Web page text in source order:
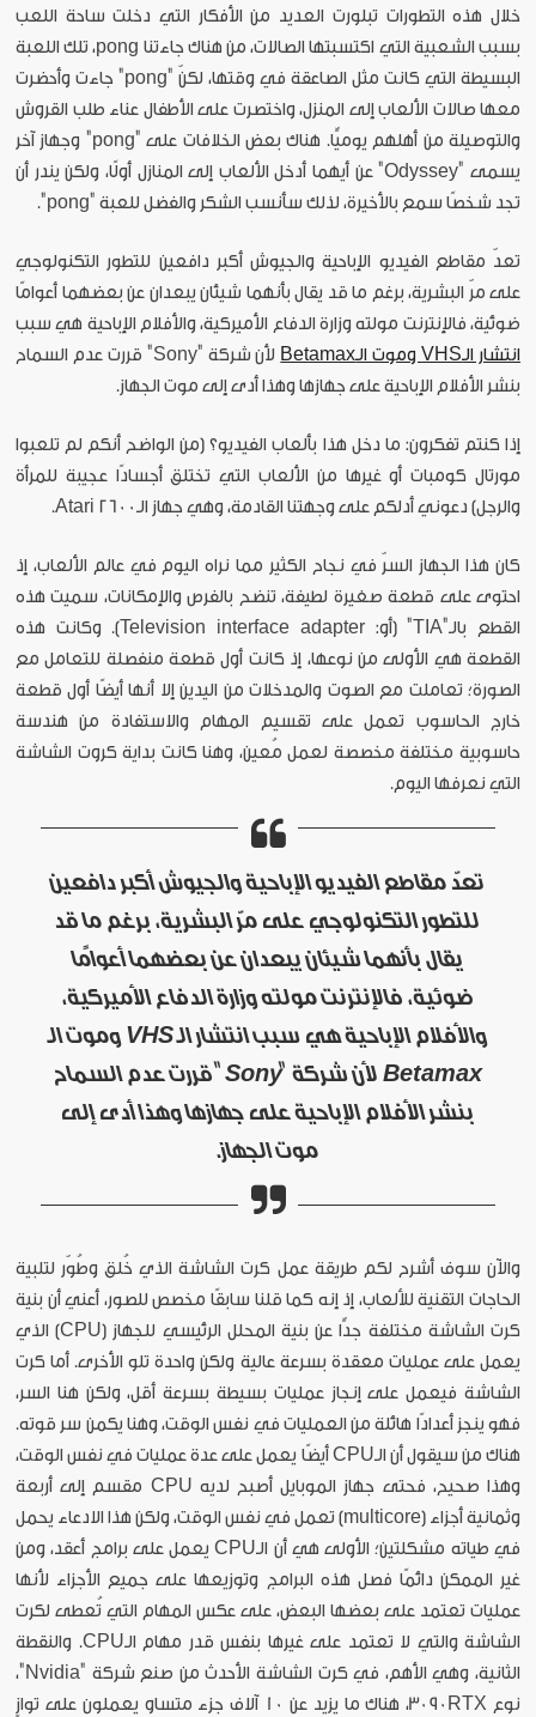
خلال هذه التطورات تبلورت العديد من الأفكار التي دخلت ساحة اللعب
بسبب الشعبية التي اكتسبتها الصالات، من هناك جاءتنا pong، تلك اللعبة
البسيطة التي كانت مثل الصاعقة في وقتها، لكنّ "pong" جاءت وأحضرت
معها صالات الألعاب إلى المنزل، واختصرت على الأطفال عناء طلب القروش
والتوصيلة من أهلهم يوميًّا. هناك بعض الخلافات على "pong" وجهاز آخر
يسمى "Odyssey" عن أيهما أدخل الألعاب إلى المنازل أولًا، ولكن يندر أن
تجد شخصًا سمع بالأخيرة، لذلك سأنسب الشكر والفضل للعبة "pong".
تعدّ مقاطع الفيديو الإباحية والجيوش أكبر دافعين للتطور التكنولوجي
على مرّ البشرية، برغم ما قد يقال بأنهما شيئان يبعدان عن بعضهما أعوامًا
ضوئية، فالإنترنت مولته وزارة الدفاع الأميركية، والأفلام الإباحية هي سبب
انتشار الـVHS وموت الـBetamax
لأن شركة "Sony" قررت عدم السماح
بنشر الأفلام الإباحية على جهازها وهذا أدى إلى موت الجهاز.
إذا كنتم تفكرون: ما دخل هذا بألعاب الفيديو؟ (من الواضح أنكم لم تلعبوا
مورتال كومبات أو غيرها من الألعاب التي تختلق أجسادًا عجيبة للمرأة
والرجل) دعوني أدلكم على وجهتنا القادمة، وهي جهاز الـAtari 2600.
كان هذا الجهاز السرّ في نجاح الكثير مما نراه اليوم في عالم الألعاب، إذ
احتوى على قطعة صغيرة لطيفة، تنضح بالفرص والإمكانات، سميت هذه
القطع بالـ"TIA" (أو: Television interface adapter). وكانت هذه
القطعة هي الأولى من نوعها، إذ كانت أول قطعة منفصلة للتعامل مع
الصورة؛ تعاملت مع الصوت والمدخلات من اليدين إلا أنها أيضًا أول قطعة
خارج الحاسوب تعمل على تقسيم المهام والاستفادة من هندسة
حاسوبية مختلفة مخصصة لعمل مُعين، وهنا كانت بداية كروت الشاشة
التي نعرفها اليوم.
تعدّ مقاطع الفيديو الإباحية والجيوش أكبر دافعين
للتطور التكنولوجي على مرّ البشرية، برغم ما قد
يقال بأنهما شيئان يبعدان عن بعضهما أعوامًا
ضوئية، فالإنترنت مولته وزارة الدفاع الأميركية،
والأفلام الإباحية هي سبب انتشار الـ VHS وموت الـ
Betamax لأن شركة "Sony" قررت عدم السماح
بنشر الأفلام الإباحية على جهازها وهذا أدى إلى
موت الجهاز.
والآن سوف أشرح لكم طريقة عمل كرت الشاشة الذي خُلق وطُوّر لتلبية
الحاجات التقنية للألعاب، إذ إنه كما قلنا سابقًا مخصص للصور، أعني أن بنية
كرت الشاشة مختلفة جدًّا عن بنية المحلل الرئيسي للجهاز (CPU) الذي
يعمل على عمليات معقدة بسرعة عالية ولكن واحدة تلو الأخرى. أما كرت
الشاشة فيعمل على إنجاز عمليات بسيطة بسرعة أقل، ولكن هنا السر،
فهو ينجز أعدادًا هائلة من العمليات في نفس الوقت، وهنا يكمن سر قوته.
هناك من سيقول أن الـCPU أيضًا يعمل على عدة عمليات في نفس الوقت،
وهذا صحيح، فحتى جهاز الموبايل أصبح لديه CPU مقسم إلى أربعة
وثمانية أجزاء (multicore) تعمل في نفس الوقت، ولكن هذا الادعاء يحمل
في طياته مشكلتين؛ الأولى هي أن الـCPU يعمل على برامج أعقد، ومن
غير الممكن دائمًا فصل هذه البرامج وتوزيعها على جميع الأجزاء لأنها
عمليات تعتمد على بعضها البعض، على عكس المهام التي تُعطى لكرت
الشاشة والتي لا تعتمد على غيرها بنفس قدر مهام الـCPU. والنقطة
الثانية، وهي الأهم، في كرت الشاشة الأحدث من صنع شركة "Nvidia"،
نوع 3090RTX، هناك ما يزيد عن 10 آلاف جزء متساو يعملون على توازٍ